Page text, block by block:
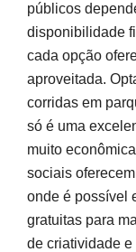
públicos
disponibilidade
cada opção
aproveitada.
corridas em
só é uma
muito
sociais oferecem
onde é possível
gratuitas para
de criatividade